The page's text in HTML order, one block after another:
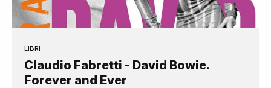
LIBRI
Claudio Fabretti - David Bowie.
Forever and Ever